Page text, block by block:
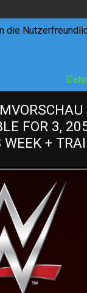
FOR 3,
+
die